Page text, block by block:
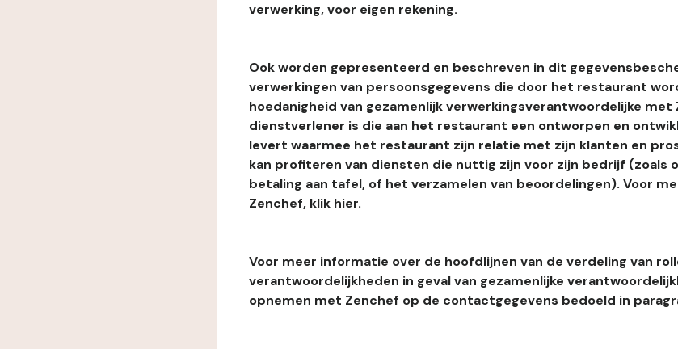
verwerking, voor eigen rekening.
Ook worden gepresenteerd en beschreven in dit
verwerkingen van persoonsgegevens die door het restaurant
hoedanigheid van gezamenlijk verwerkingsverantwoordelijke met
dienstverlener is die aan het restaurant een ontworpen en
levert waarmee het restaurant zijn relatie met zijn klanten en
kan profiteren van diensten die nuttig zijn voor zijn bedrijf (zoals
betaling aan tafel, of het verzamelen van beoordelingen). Voor
Zenchef, klik hier.
Voor meer informatie over de hoofdlijnen van de verdeling van
verantwoordelijkheden in geval van gezamenlijke
opnemen met Zenchef op de contactgegevens bedoeld in